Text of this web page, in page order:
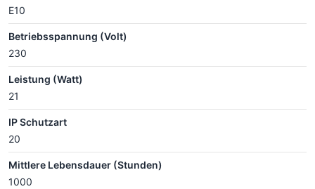
E10
Betriebsspannung (Volt)
230
Leistung (Watt)
21
IP Schutzart
20
Mittlere Lebensdauer (Stunden)
1000